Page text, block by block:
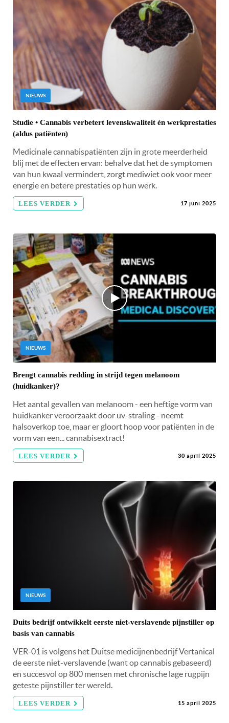
NIEUWS
Studie • Cannabis verbetert levenskwaliteit én werkprestaties
(aldus patiënten)
Medicinale cannabispatiënten zijn in grote meerderheid
blij met de effecten ervan: behalve dat het de symptomen
van hun kwaal vermindert, zorgt mediwiet ook voor meer
energie en betere prestaties op hun werk.
LEES VERDER 17 juni 2025
NIEUWS
Brengt cannabis redding in strijd tegen melanoom
(huidkanker)?
Het aantal gevallen van melanoom - een heftige vorm van
huidkanker veroorzaakt door uv-straling - neemt
halsoverkop toe, maar er gloort hoop voor patiënten in de
vorm van een... cannabisextract!
LEES VERDER 30 april 2025
NIEUWS
Duits bedrijf ontwikkelt eerste niet-verslavende pijnstiller op
basis van cannabis
VER-01 is volgens het Duitse medicijnenbedrijf Vertanical
de eerste niet-verslavende (want op cannabis gebaseerd)
en succesvol op 800 mensen met chronische lage rugpijn
geteste pijnstiller ter wereld.
LEES VERDER 15 april 2025